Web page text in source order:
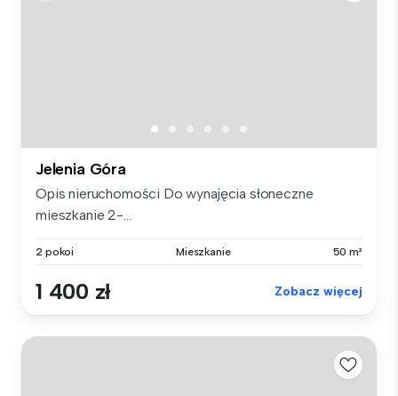
Jelenia Góra
Opis nieruchomości Do wynajęcia słoneczne
mieszkanie 2-...
2 pokoi Mieszkanie 50 m²
1 400 zł Zobacz więcej